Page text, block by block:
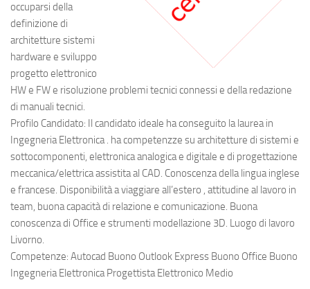
occuparsi della
definizione di
architetture sistemi
hardware e sviluppo
progetto elettronico
HW e FW e risoluzione problemi tecnici connessi e della redazione
di manuali tecnici.
Profilo Candidato: Il candidato ideale ha conseguito la laurea in
Ingegneria Elettronica . ha competenzze su architetture di sistemi e
sottocomponenti, elettronica analogica e digitale e di progettazione
meccanica/elettrica assistita al CAD. Conoscenza della lingua inglese
e francese. Disponibilità a viaggiare all’estero , attitudine al lavoro in
team, buona capacità di relazione e comunicazione. Buona
conoscenza di Office e strumenti modellazione 3D. Luogo di lavoro
Livorno.
Competenze: Autocad Buono Outlook Express Buono Office Buono
Ingegneria Elettronica Progettista Elettronico Medio